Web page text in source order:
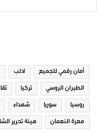
أمان رقمي للجميع ادلب
الطيران الروسي تركيا
روسيا سوريا شهداء
معرة النعمان هيئة تحرير